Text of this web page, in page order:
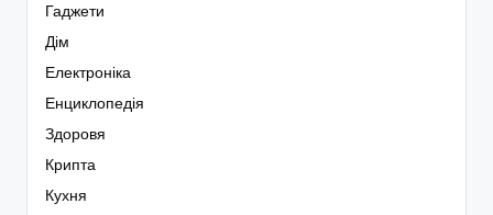
Гаджети
Дім
Електроніка
Енциклопедія
Здоровя
Крипта
Кухня